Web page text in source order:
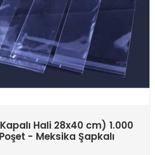
Hali 28x40 cm) 1.000
- Meksika Şapkalı